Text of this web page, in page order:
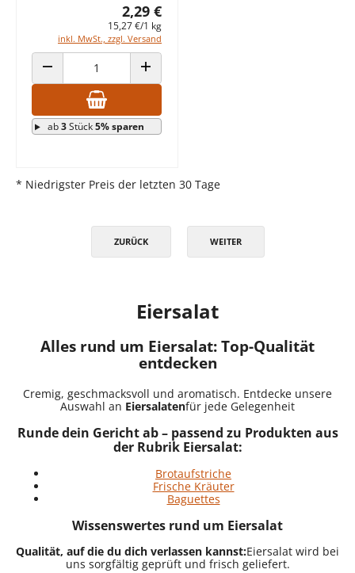
2,29 €
15,27 €/1 kg
inkl. MwSt., zzgl. Versand
ANZAHL VERRINGERN ANZAHL ERHÖHEN
ab3Stück5% sparen
* Niedrigster Preis der letzten 30 Tage
ZURÜCK WEITER
Eiersalat
Alles rund um Eiersalat: Top-Qualität
entdecken
Cremig, geschmacksvoll und aromatisch. Entdecke unsere
Auswahl an Eiersalatenfür jede Gelegenheit
Runde dein Gericht ab – passend zu Produkten aus
der Rubrik Eiersalat:
Brotaufstriche
Frische Kräuter
Baguettes
Wissenswertes rund um Eiersalat
Qualität, auf die du dich verlassen kannst:Eiersalat wird bei
uns sorgfältig geprüft und frisch geliefert.